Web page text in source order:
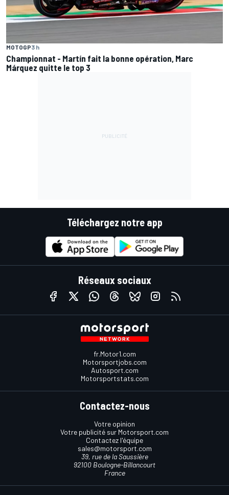
MOTOGP3 h
Championnat - Martín fait la bonne opération, Marc
Márquez quitte le top 3
Téléchargez notre app
Réseaux sociaux
fr.Motor1.com
Motorsportjobs.com
Autosport.com
Motorsportstats.com
Contactez-nous
Votre opinion
Votre publicité sur Motorsport.com
Contactez l'équipe
sales@motorsport.com
39, rue de la Saussière
92100 Boulogne-Billancourt
France